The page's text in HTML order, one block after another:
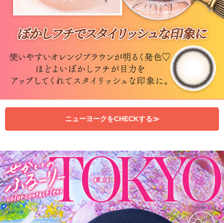
ニューヨークをCHECKする≫